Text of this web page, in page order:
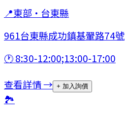
📍東部 · 台東縣
961台東縣成功鎮基翬路74號
🕐8:30-12:00;13:00-17:00
查看詳情 → + 加入詢價
🏞